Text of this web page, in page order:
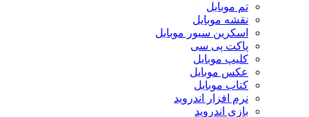
تم موبایل
نقشه موبایل
اسکرین سیور موبایل
پاکت پی سی
کلیپ موبایل
عکس موبایل
کتاب موبایل
نرم افزار اندروید
بازی اندروید